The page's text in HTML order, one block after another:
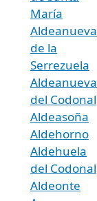
María
Aldeanueva
de la
Serrezuela
Aldeanueva
del Codonal
Aldeasoña
Aldehorno
Aldehuela
del Codonal
Aldeonte